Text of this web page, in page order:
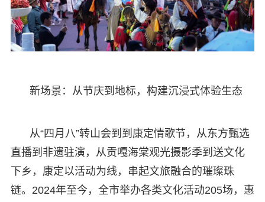
新场景：从节庆到地标，构建沉浸式体验生态
从“四月八”转山会到到康定情歌节，从东方甄选
直播到非遗驻演，从贡嘎海棠观光摄影季到送文化
下乡，康定以活动为线，串起文旅融合的璀璨珠
链。2024年至今，全市举办各类文化活动205场，惠